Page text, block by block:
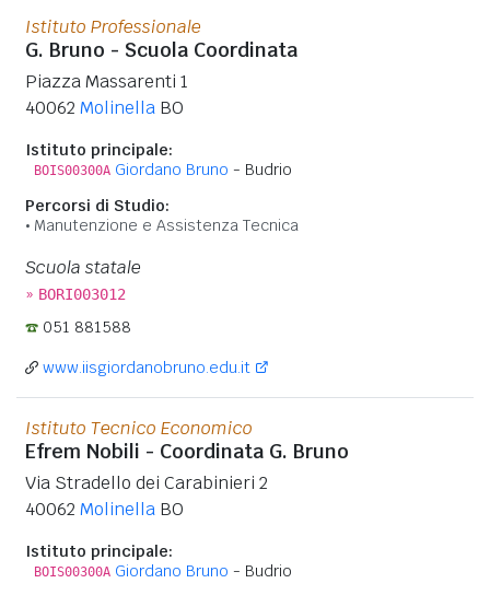
Istituto Professionale
G. Bruno - Scuola Coordinata
Piazza Massarenti 1
40062 Molinella BO
Istituto principale:
BOIS00300A Giordano Bruno - Budrio
Percorsi di Studio:
Manutenzione e Assistenza Tecnica
Scuola statale
» BORI003012
051 881588
www.iisgiordanobruno.edu.it
Istituto Tecnico Economico
Efrem Nobili - Coordinata G. Bruno
Via Stradello dei Carabinieri 2
40062 Molinella BO
Istituto principale:
BOIS00300A Giordano Bruno - Budrio